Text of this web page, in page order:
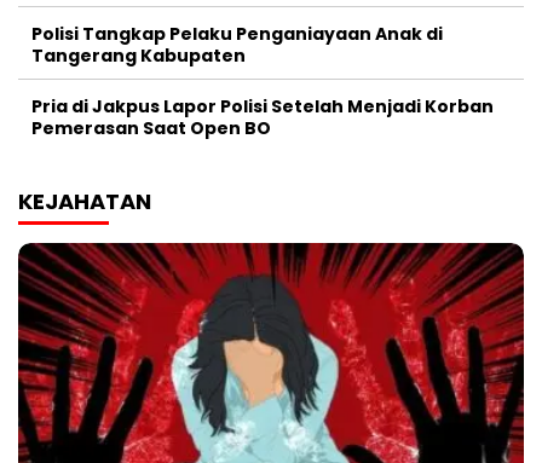
Polisi Tangkap Pelaku Penganiayaan Anak di
Tangerang Kabupaten
Pria di Jakpus Lapor Polisi Setelah Menjadi Korban
Pemerasan Saat Open BO
KEJAHATAN